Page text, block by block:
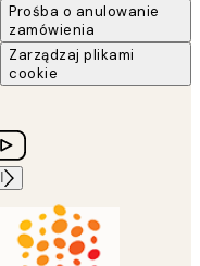
Prośba o anulowanie
zamówienia
Zarządzaj plikami
cookie